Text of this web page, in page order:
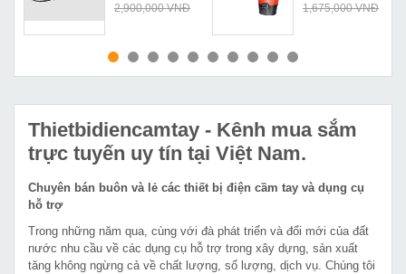
MUA NGAY
2,900,000 VNĐ
MUA NGAY
1,675,000 VNĐ
Thietbidiencamtay - Kênh mua sắm
trực tuyến uy tín tại Việt Nam.
Chuyên bán buôn và lẻ các thiết bị điện cầm tay và dụng cụ
hỗ trợ
Trong những năm qua, cùng với đà phát triển và đổi mới của đất
nước nhu cầu về các dụng cụ hỗ trợ trong xây dựng, sản xuất
tăng không ngừng cả về chất lượng, số lượng, dịch vụ. Chúng tôi